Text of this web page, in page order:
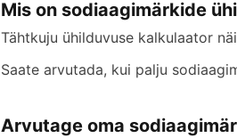
Mis on sodiaagimärkide
Tähtkuju ühilduvuse kalkulaator
Saate arvutada, kui palju
Arvutage oma